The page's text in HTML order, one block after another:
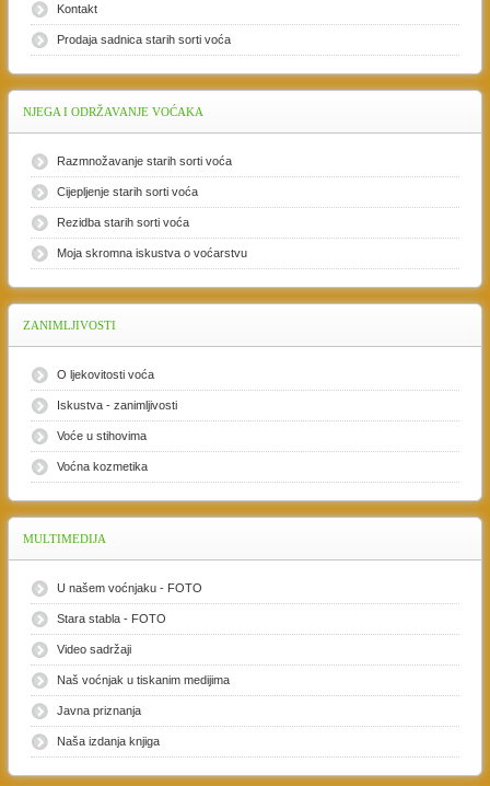
Kontakt
Prodaja sadnica starih sorti voća
NJEGA I ODRŽAVANJE VOĆAKA
Razmnožavanje starih sorti voća
Cijepljenje starih sorti voća
Rezidba starih sorti voća
Moja skromna iskustva o voćarstvu
ZANIMLJIVOSTI
O ljekovitosti voća
Iskustva - zanimljivosti
Voće u stihovima
Voćna kozmetika
MULTIMEDIJA
U našem voćnjaku - FOTO
Stara stabla - FOTO
Video sadržaji
Naš voćnjak u tiskanim medijima
Javna priznanja
Naša izdanja knjiga